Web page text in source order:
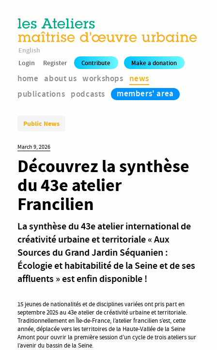
English
Login
Register Contribute Make a donation
home about us workshops
news
publications podcasts members' area
Public News
March 9, 2026
Découvrez la synthèse
du 43e atelier
Francilien
La synthèse du 43e atelier international de
créativité urbaine et territoriale « Aux
Sources du Grand Jardin Séquanien :
Écologie et habitabilité de la Seine et de ses
affluents » est enfin disponible !
15 jeunes de nationalités et de disciplines variées ont pris part en
septembre 2025 au 43e atelier de créativité urbaine et territoriale.
Traditionnellement en Île-de-France, l’atelier francilien s’est, cette
année, déplacée vers les territoires de la Haute-Vallée de la Seine
Amont pour ouvrir la première session d’un cycle de trois ateliers sur
l’avenir du bassin de la Seine.